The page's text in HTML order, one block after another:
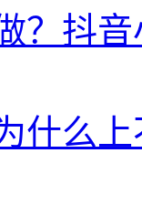
？抖
什么